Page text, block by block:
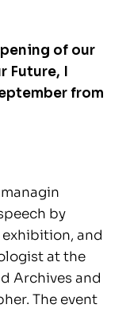
of our
I
from
by
and
at the
Archives and
The event